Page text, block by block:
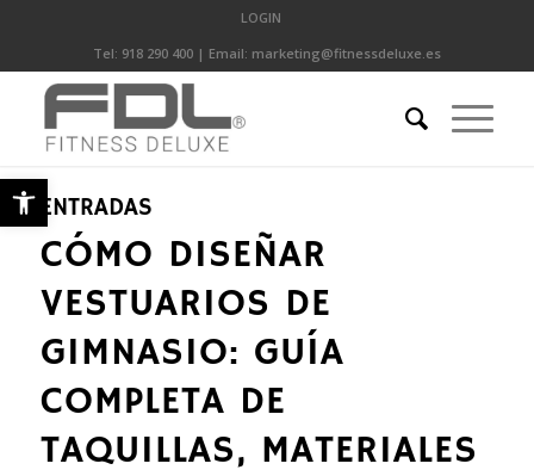
Abrir barra de herramientas
LOGIN
Tel: 918 290 400| Email: marketing@fitnessdeluxe.es
ENTRADAS
CÓMO DISEÑAR
VESTUARIOS DE
GIMNASIO: GUÍA
COMPLETA DE
TAQUILLAS, MATERIALES